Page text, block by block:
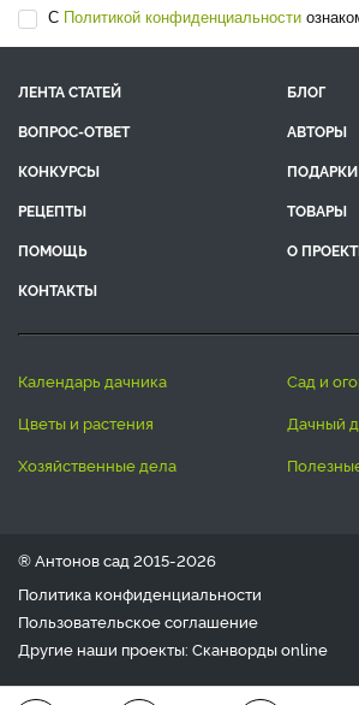
С Политикой конфиденциальности
ЛЕНТА СТАТЕЙ
БЛОГ
ВОПРОС-ОТВЕТ
АВТОРЫ
КОНКУРСЫ
ПОДАРКИ
РЕЦЕПТЫ
ТОВАРЫ
ПОМОЩЬ
О
КОНТАКТЫ
календарь дачника
сад и
цветы и растения
дачный
хозяйственные дела
® Антонов сад 2015-2026
Политика конфиденциальности
Пользовательское соглашение
Другие наши проекты: Сканвордыonline
Любое использование материала